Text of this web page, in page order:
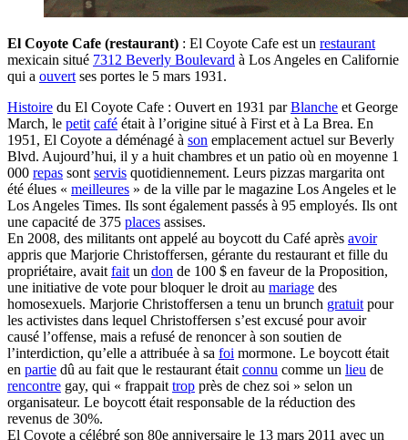
El Coyote Cafe (restaurant) : El Coyote Cafe est un restaurant
mexicain situé 7312 Beverly Boulevard à Los Angeles en Californie
qui a ouvert ses portes le 5 mars 1931.
Histoire du El Coyote Cafe : Ouvert en 1931 parBlanche et George
March, le petit café était à l’origine situé à First et à La Brea. En
1951, El Coyote a déménagé à son emplacement actuel sur Beverly
Blvd. Aujourd’hui, il y a huit chambres et un patio où en moyenne 1
000 repas sont servis quotidiennement. Leurs pizzas margarita ont
été élues « meilleures » de la ville par le magazine Los Angeles et le
Los Angeles Times. Ils sont également passés à 95 employés. Ils ont
une capacité de 375 places assises.
En 2008, des militants ont appelé au boycott du Café après avoir
appris que Marjorie Christoffersen, gérante du restaurant et fille du
propriétaire, avait fait un don de 100 $ en faveur de la Proposition,
une initiative de vote pour bloquer le droit au mariage des
homosexuels. Marjorie Christoffersen a tenu un brunch gratuit pour
les activistes dans lequel Christoffersen s’est excusé pour avoir
causé l’offense, mais a refusé de renoncer à son soutien de
l’interdiction, qu’elle a attribuée à sa foi mormone. Le boycott était
en partie dû au fait que le restaurant était connu comme un lieu de
rencontre gay, qui « frappait trop près de chez soi » selon un
organisateur. Le boycott était responsable de la réduction des
revenus de 30%.
El Coyote a célébré son 80e anniversaire le 13 mars 2011 avec un